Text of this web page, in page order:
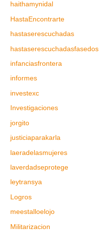
haithamynidal
HastaEncontrarte
hastaserescuchadas
hastaserescuchadasfasedos
infanciasfrontera
informes
investexc
Investigaciones
jorgito
justiciaparakarla
laeradelasmujeres
laverdadseprotege
leytransya
Logros
meestalloelojo
Militarizacion